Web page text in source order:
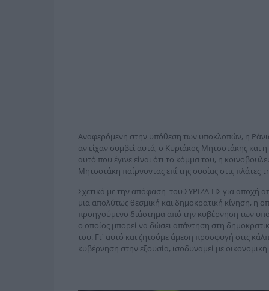
Αναφερόμενη στην υπόθεση των υποκλοπών, η
αν είχαν συμβεί αυτά, ο Κυριάκος Μητσοτάκης και
αυτό που έγινε είναι ότι το κόμμα του, η
Μητσοτάκη παίρνοντας επί της ουσίας στις πλάτες
Σχετικά με την απόφαση του ΣΥΡΙΖΑ-ΠΣ για αποχή
μια απολύτως θεσμική και δημοκρατική κίνηση, η
προηγούμενο διάστημα από την κυβέρνηση των
ο οποίος μπορεί να δώσει απάντηση στη
του. Γι` αυτό και ζητούμε άμεση προσφυγή στις
κυβέρνηση στην εξουσία, ισοδυναμεί με